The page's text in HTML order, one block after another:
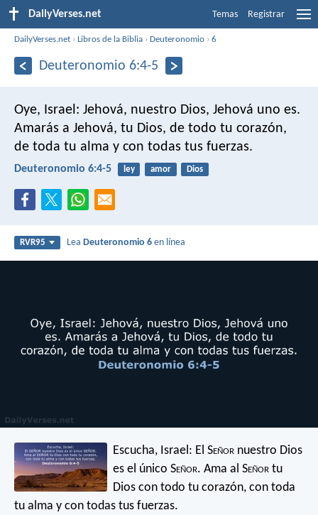
DailyVerses.net Temas Registrar
DailyVerses.net ›Libros de la Biblia ›Deuteronomio ›6
Deuteronomio 6:4-5
Oye, Israel: Jehová, nuestro Dios, Jehová uno es.
Amarás a Jehová, tu Dios, de todo tu corazón,
de toda tu alma y con todas tus fuerzas.
Deuteronomio 6:4-5 ley amor Dios
RVR95 LeaDeuteronomio 6 en línea
Escucha, Israel: El Señor nuestro Dios
es el único Señor. Ama al Señor tu
Dios con todo tu corazón, con toda
tu alma y con todas tus fuerzas.